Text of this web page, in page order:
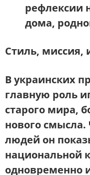
рефлексии
дома,
Стиль, миссия,
В украинских
главную роль
старого мира,
нового
людей он
национальной
одновременно